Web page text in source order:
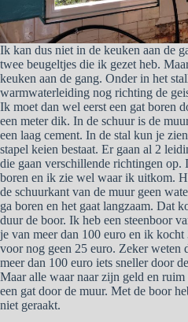
Ik kan dus niet in de keuken aan de
twee beugeltjes die ik gezet heb.
keuken aan de gang. Onder in het
warmwaterleiding nog richting de
Ik moet dan wel eerst een gat boren
een meter dik. In de schuur is de
een laag cement. In de stal kun je
stapel keien bestaat. Er gaan al 2
die gaan verschillende richtingen op.
boren en ik zie wel waar ik uitkom.
de schuurkant van de muur geen
ga boren en het gaat langzaam. Dat
duur de boor. Ik heb een steenboor
je van meer dan 100 euro en ik kocht
voor nog geen 25 euro. Zeker weten
meer dan 100 euro iets sneller door
Maar alle waar naar zijn geld en
een gat door de muur. Met de boor
niet geraakt.